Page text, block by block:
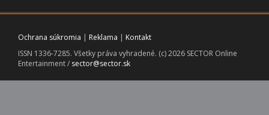
Ochrana súkromia | Reklama | Kontakt
ISSN 1336-7285. Všetky práva vyhradené. (c) 2026 SECTOR Online
Entertainment / sector@sector.sk